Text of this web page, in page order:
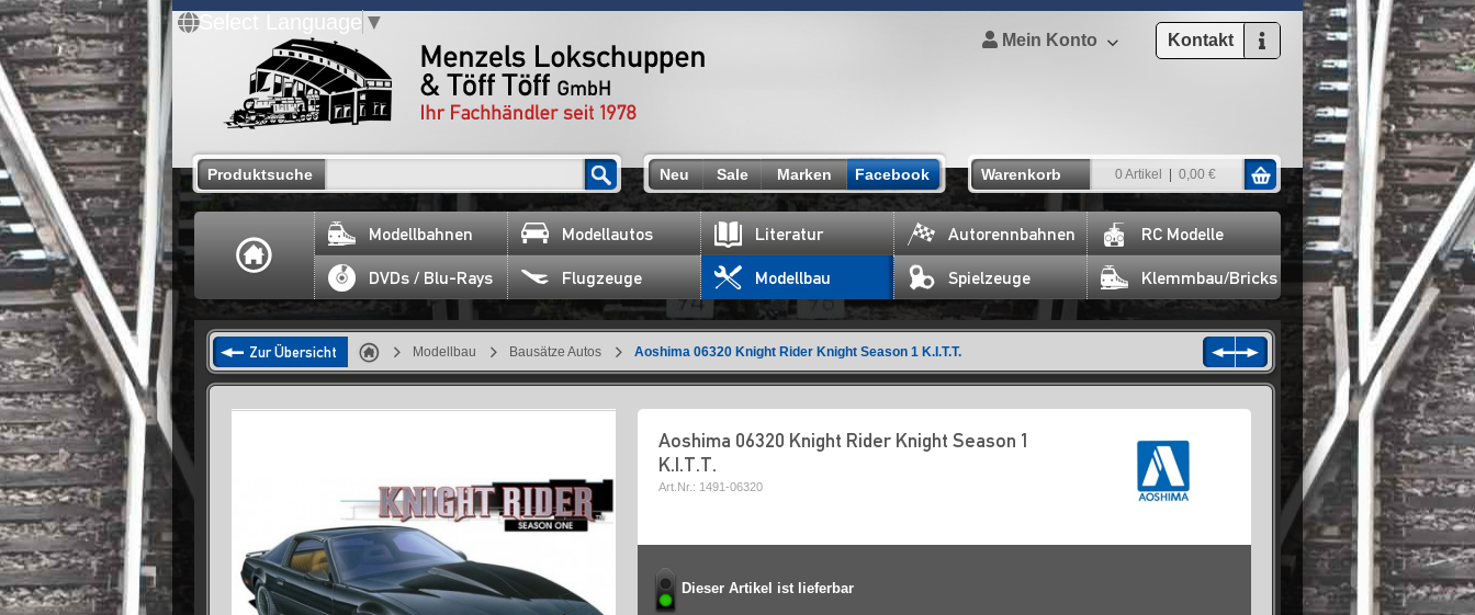
Select Language ▼
Mein Konto Kontakt
Produktsuche Neu Sale Marken Facebook Warenkorb 0 Artikel 0,00 €
Modellbahnen Modellautos Literatur Autorennbahnen RC Modelle
DVDs / Blu-Rays Flugzeuge Modellbau Spielzeuge Klemmbau/Bricks
Zur Übersicht Modellbau Bausätze Autos Aoshima 06320 Knight Rider Knight Season 1 K.I.T.T.
Aoshima 06320 Knight Rider Knight Season 1
K.I.T.T.
Art.Nr.: 1491-06320
Dieser Artikel ist lieferbar